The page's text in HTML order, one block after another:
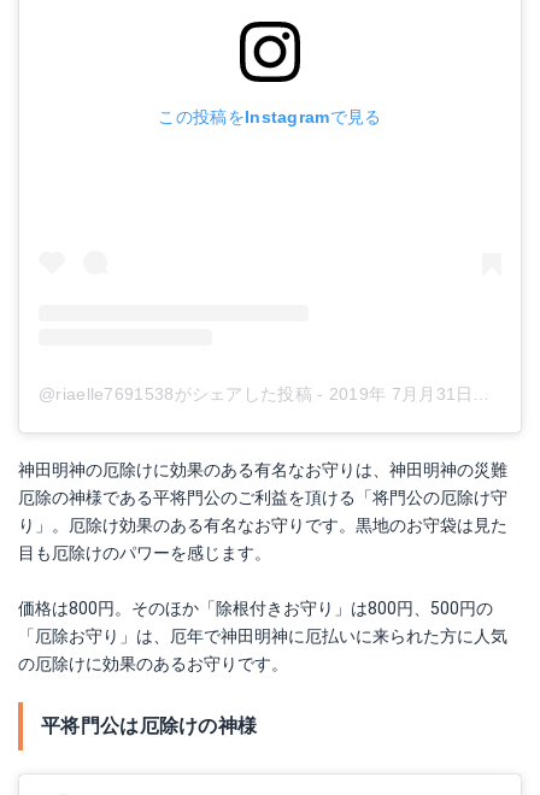
この投稿をInstagramで見る
@riaelle7691538がシェアした投稿 - 2019年 7月月31日午前2時20分PDT
神田明神の厄除けに効果のある有名なお守りは、神田明神の災難
厄除の神様である平将門公のご利益を頂ける「将門公の厄除け守
り」。厄除け効果のある有名なお守りです。黒地のお守袋は見た
目も厄除けのパワーを感じます。
価格は800円。そのほか「除根付きお守り」は800円、500円の
「厄除お守り」は、厄年で神田明神に厄払いに来られた方に人気
の厄除けに効果のあるお守りです。
平将門公は厄除けの神様